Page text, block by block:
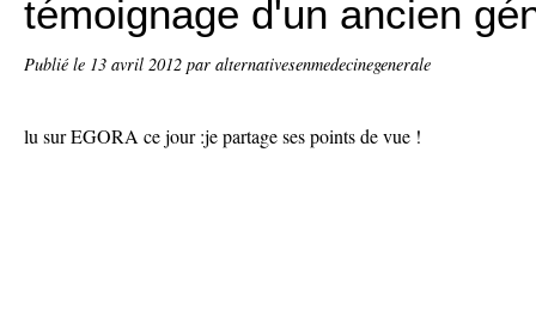
témoignage d'un ancien
Publié le 13 avril 2012 par alternativesenmedecinegenerale
lu sur EGORA ce jour :je partage ses points de vue !